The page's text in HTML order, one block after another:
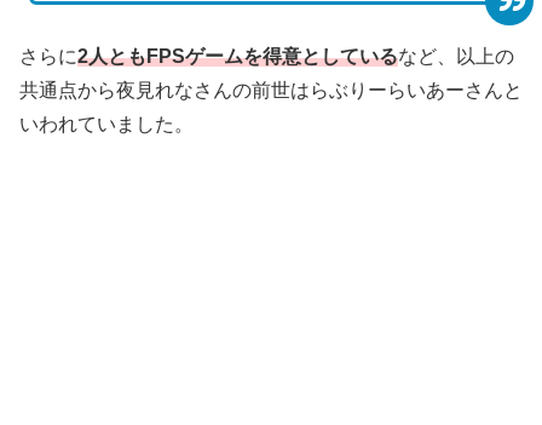
さらに2人ともFPSゲームを得意としているなど、以上の
共通点から夜見れなさんの前世はらぶりーらいあーさんと
いわれていました。